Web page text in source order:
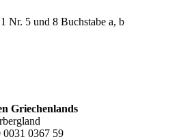
Nr. 5 und 8 Buchstabe a, b
Griechenlands
0367 59